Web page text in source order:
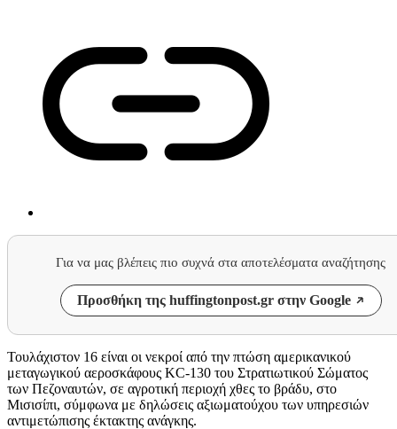
Για να μας βλέπεις πιο συχνά στα αποτελέσματα αναζήτησης
Προσθήκη της huffingtonpost.gr στην Google
Τουλάχιστον 16 είναι οι νεκροί από την πτώση αμερικανικού
μεταγωγικού αεροσκάφους KC-130 του Στρατιωτικού Σώματος
των Πεζοναυτών, σε αγροτική περιοχή χθες το βράδυ, στο
Μισισίπι, σύμφωνα με δηλώσεις αξιωματούχου των υπηρεσιών
αντιμετώπισης έκτακτης ανάγκης.